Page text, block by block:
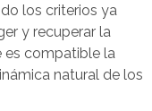
los criterios ya
y recuperar la
es compatible la
natural de los